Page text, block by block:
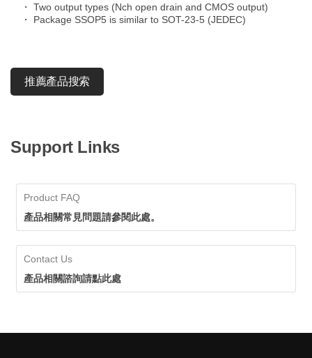
・ Two output types (Nch open drain and CMOS output)
・ Package SSOP5 is similar to SOT-23-5 (JEDEC)
推薦產品搜索
Support Links
Product FAQ
產品相關常見問題請參閱此處。
Contact Us
產品相關諮詢請點此處